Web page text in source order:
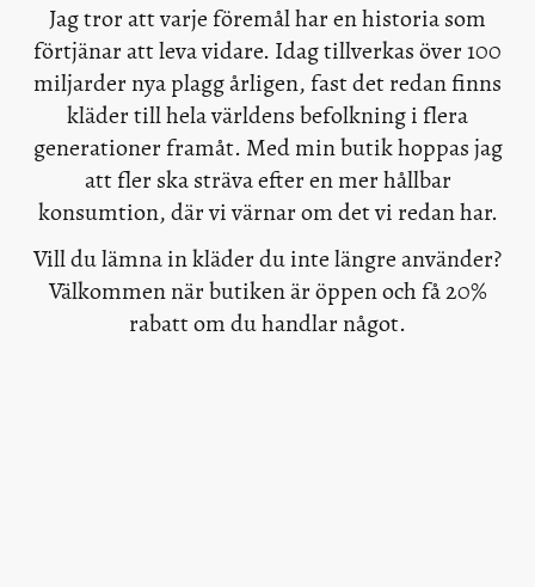
Jag tror att varje föremål har en historia som
förtjänar att leva vidare. Idag tillverkas över 100
miljarder nya plagg årligen, fast det redan finns
kläder till hela världens befolkning i flera
generationer framåt. Med min butik hoppas jag
att fler ska sträva efter en mer hållbar
konsumtion, där vi värnar om det vi redan har.
Vill du lämna in kläder du inte längre använder?
Välkommen när butiken är öppen och få 20%
rabatt om du handlar något.